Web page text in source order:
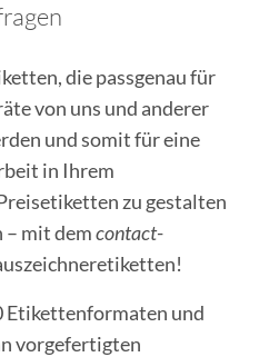
die passgenau für
von uns und anderer
und somit für eine
in Ihrem
zu gestalten
– mit demcontact-
Etikettenformaten und
vorgefertigten